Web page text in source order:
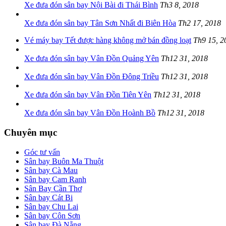
Xe đưa đón sân bay Nội Bài đi Thái Bình Th3 8, 2018
Xe đưa đón sân bay Tân Sơn Nhất đi Biên Hòa Th2 17, 2018
Vé máy bay Tết được hàng không mở bán đồng loạt Th9 15,
Xe đưa đón sân bay Vân Đồn Quảng Yên Th12 31, 2018
Xe đưa đón sân bay Vân Đồn Đông Triều Th12 31, 2018
Xe đưa đón sân bay Vân Đồn Tiên Yên Th12 31, 2018
Xe đưa đón sân bay Vân Đồn Hoành Bồ Th12 31, 2018
Chuyên mục
Góc tư vấn
Sân bay Buôn Ma Thuột
Sân bay Cà Mau
Sân bay Cam Ranh
Sân Bay Cần Thơ
Sân bay Cát Bi
Sân bay Chu Lai
Sân bay Côn Sơn